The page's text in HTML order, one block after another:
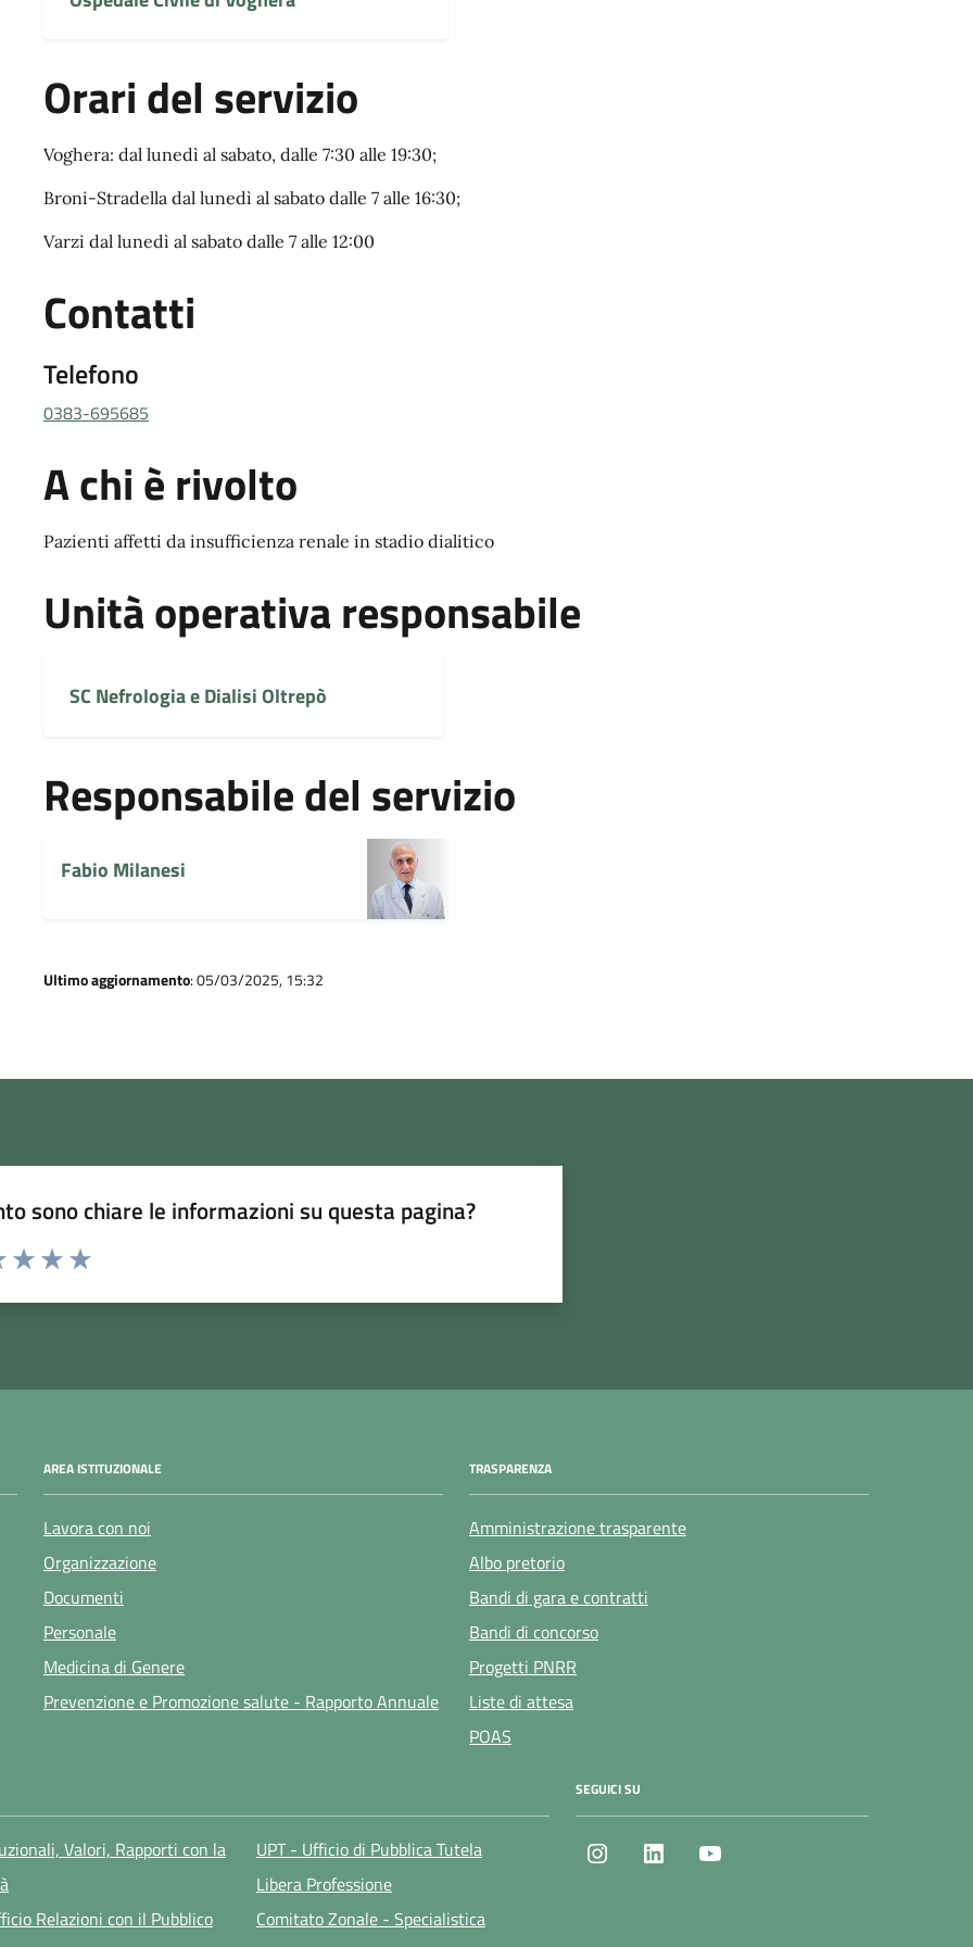
Orari del servizio
Voghera: dal lunedì al sabato, dalle 7:30 alle 19:30;
Broni-Stradella dal lunedì al sabato dalle 7 alle 16:30;
Varzi dal lunedì al sabato dalle 7 alle 12:00
Contatti
Telefono
0383-695685
A chi è rivolto
Pazienti affetti da insufficienza renale in stadio dialitico
Unità operativa responsabile
SC Nefrologia e Dialisi Oltrepò
Responsabile del servizio
Fabio Milanesi
Ultimo aggiornamento: 05/03/2025, 15:32
sono chiare le informazioni su questa pagina?
AREA ISTITUZIONALE
Lavora con noi
Organizzazione
Documenti
Personale
Medicina di Genere
Prevenzione e Promozione salute - Rapporto Annuale
TRASPARENZA
Amministrazione trasparente
Albo pretorio
Bandi di gara e contratti
Bandi di concorso
Progetti PNRR
Liste di attesa
POAS
Valori, Rapporti con la
Relazioni con il Pubblico
UPT - Ufficio di Pubblica Tutela
Libera Professione
Comitato Zonale - Specialistica
SEGUICI SU
Instagram LinkedIn